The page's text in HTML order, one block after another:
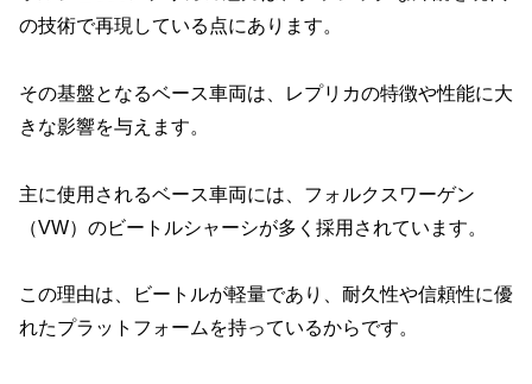
の技術で再現している点にあります。
その基盤となるベース車両は、レプリカの特徴や性能に大
きな影響を与えます。
主に使用されるベース車両には、フォルクスワーゲン
（VW）のビートルシャーシが多く採用されています。
この理由は、ビートルが軽量であり、耐久性や信頼性に優
れたプラットフォームを持っているからです。